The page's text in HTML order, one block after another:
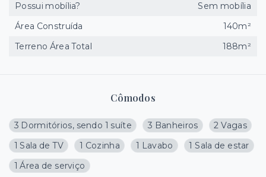
Cômodos
3 Dormitórios, sendo 1 suíte 3 Banheiros
2 Vagas
1 Sala de TV
1 Cozinha 1 Lavabo
1 Sala de estar
1 Área de serviço
Possui mobília?
Sem mobília
Área Construída
140m²
Terreno Área Total
188m²